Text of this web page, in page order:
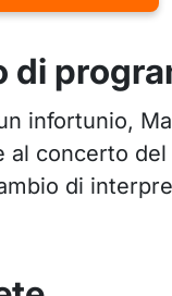
di
infortunio,
al concerto
di